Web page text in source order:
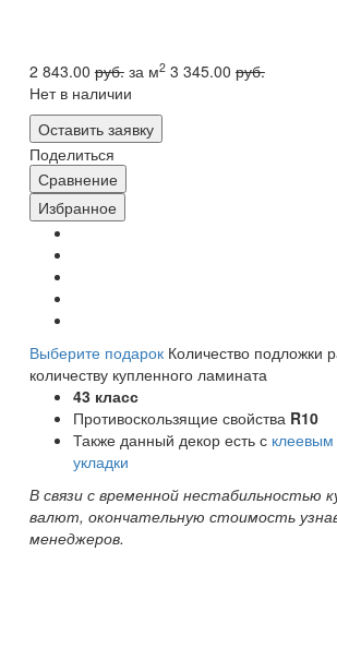
2 843.00руб.за м2 3 345.00руб.
Нет в наличии
Оставить заявку
Поделиться
Сравнение
Избранное
Выберите подарок Количество подложки
количеству купленного ламината
43 класс
Противоскользящие свойства R10
Также данный декор есть с
укладки
В связи с временной нестабильностью
валют, окончательную стоимость
менеджеров.